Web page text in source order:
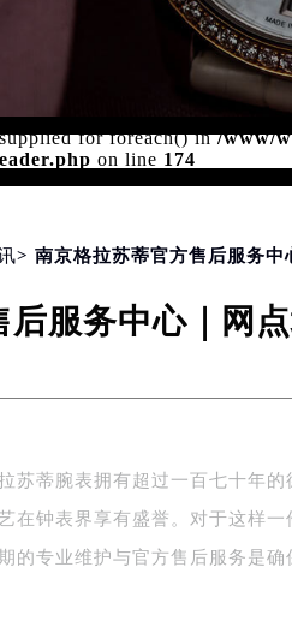
for foreach() in/www/
on line174
> 南京格拉苏蒂官方售后服务中
服务中心｜网
苏蒂腕表拥有超过一百七十年
在钟表界享有盛誉。对于这样
的专业维护与官方售后服务是